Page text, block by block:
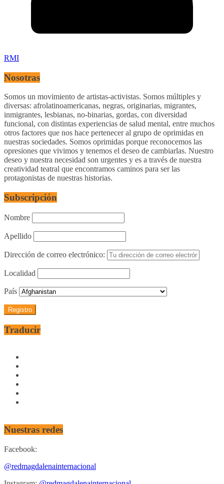
RMI
Nosotras
Somos un movimiento de artistas-activistas. Somos múltiples y
diversas: afrolatinoamericanas, negras, originarias, migrantes,
inmigrantes, lesbianas, no-binarias, gordas, con diversidad
funcional, con distintas experiencias de salud mental, entre muchos
otros factores que nos hace pertenecer al grupo de oprimidas en
nuestras sociedades. Somos oprimidas porque reconocemos las
opresiones que vivimos y tenemos el deseo de cambiarlas. Nuestro
deseo y nuestra necesidad son urgentes y es a través de nuestra
creatividad teatral que encontramos caminos para ser las
protagonistas de nuestras historias.
Subscripción
Nombre
Apellido
Dirección de correo electrónico:
Localidad
País
Traducir
Nuestras redes
Facebook:
@redmagdalenainternacional